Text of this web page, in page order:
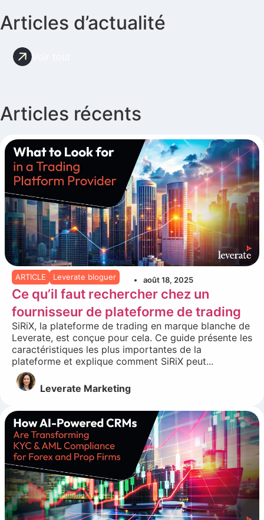
Articles d’actualité
Articles récents
ARTICLE Leverate bloguer août 18, 2025
Ce qu’il faut rechercher chez un
fournisseur de plateforme de trading
SiRiX, la plateforme de trading en marque blanche de
Leverate, est conçue pour cela. Ce guide présente les
caractéristiques les plus importantes de la
plateforme et explique comment SiRiX peut...
Leverate Marketing